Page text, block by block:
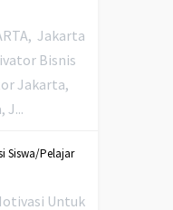
Jakarta
Bisnis
Jakarta,
J...
Siswa/Pelajar
Untuk